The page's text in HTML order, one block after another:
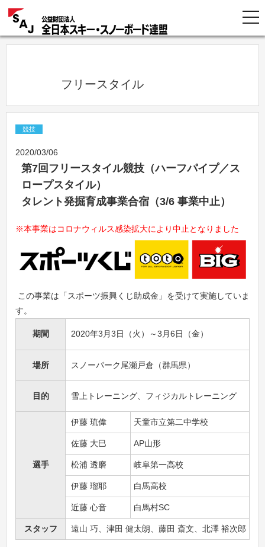
            フリースタイル
競技
2020/03/06
第7回フリースタイル競技（ハーフパイプ／ス
ロープスタイル）
タレント発掘育成事業合宿（3/6 事業中止）
※本事業はコロナウィルス感染拡大により中止となりました
この事業は「スポーツ振興くじ助成金」を受けて実施していま
す。
期間 2020年3月3日（火）～3月6日（金）
場所 スノーパーク尾瀬戸倉（群馬県）
目的 雪上トレーニング、フィジカルトレーニング
選手
伊藤 琉偉 天童市立第二中学校
佐藤 大巳 AP山形
松浦 透磨 岐阜第一高校
伊藤 瑠耶 白馬高校
近藤 心音 白馬村SC
スタッフ 遠山 巧、津田 健太朗、藤田 斎文、北澤 裕次郎